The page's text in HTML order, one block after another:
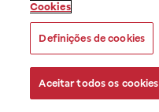
Cookies
Definições de cookies
Aceitar todos os cookies